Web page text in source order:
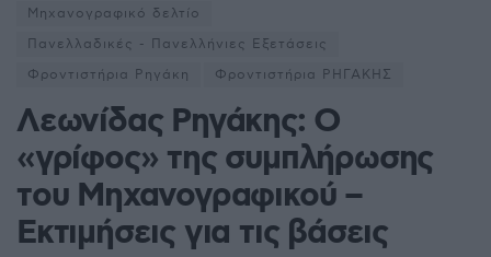
Μηχανογραφικό δελτίο
Πανελλαδικές - Πανελλήνιες Εξετάσεις
Φροντιστήρια Ρηγάκη
Φροντιστήρια ΡΗΓΑΚΗΣ
Λεωνίδας Ρηγάκης: Ο
«γρίφος» της συμπλήρωσης
του Μηχανογραφικού –
Εκτιμήσεις για τις βάσεις